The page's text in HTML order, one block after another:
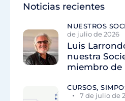
Noticias recientes
NUESTROS
de julio de 2026
Luis
nuestra
miembro de
CURSOS,
7 de julio de